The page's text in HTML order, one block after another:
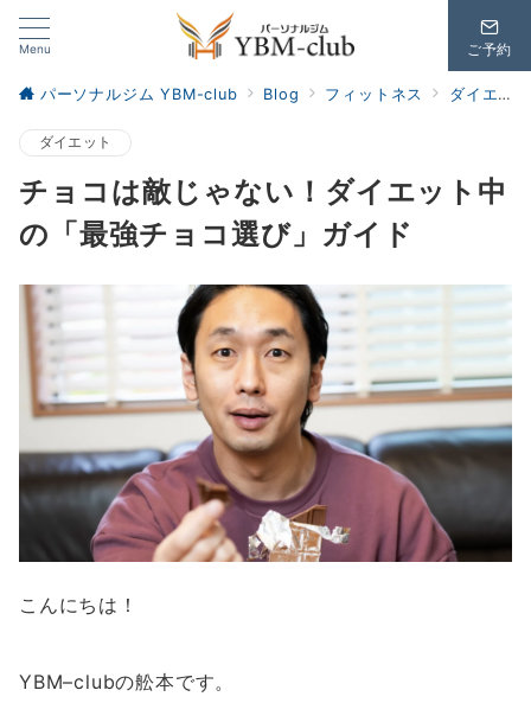
Menu ご予約
パーソナルジム YBM-club Blog フィットネス ダイエット
ダイエット
チョコは敵じゃない！ダイエット中
の「最強チョコ選び」ガイド
こんにちは！
YBM–clubの舩本です。